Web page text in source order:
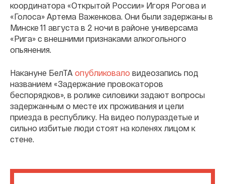
координатора «Открытой России» Игоря Рогова и
«Голоса» Артема Важенкова. Они были задержаны в
Минске 11 августа в 2 ночи в районе универсама
«Рига» с внешними признаками алкогольного
опьянения.
Накануне БелТА опубликовало видеозапись под
названием «Задержание провокаторов
беспорядков», в ролике силовики задают вопросы
задержанным о месте их проживания и цели
приезда в республику. На видео полураздетые и
сильно избитые люди стоят на коленях лицом к
стене.